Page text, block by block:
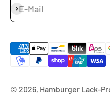
E-Mail
Abonnieren
© 2026, Hamburger Lack-